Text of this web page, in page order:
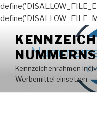
Inhalt
springen
Kennzeichenrahmen
Werbemittel einsetzen